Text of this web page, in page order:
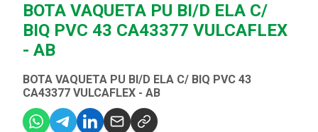
BOTA VAQUETA PU BI/D ELA C/
BIQ PVC 43 CA43377 VULCAFLEX
- AB
BOTA VAQUETA PU BI/D ELA C/ BIQ PVC 43
CA43377 VULCAFLEX - AB